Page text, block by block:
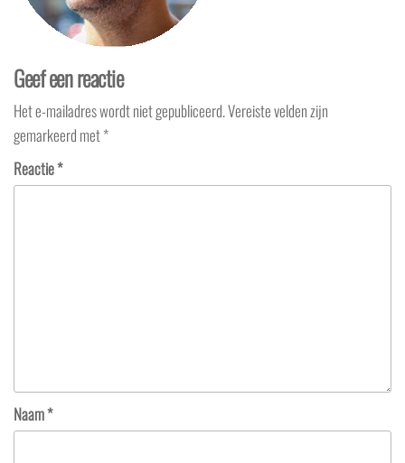
Geef een reactie
Het e-mailadres wordt niet gepubliceerd.Vereiste velden zijn
gemarkeerd met*
Reactie*
Naam*